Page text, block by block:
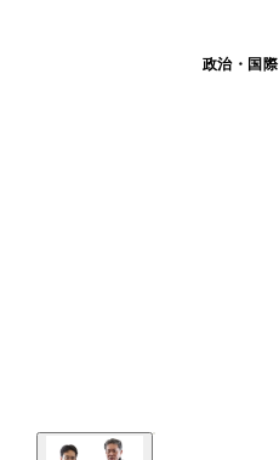
政治・国際